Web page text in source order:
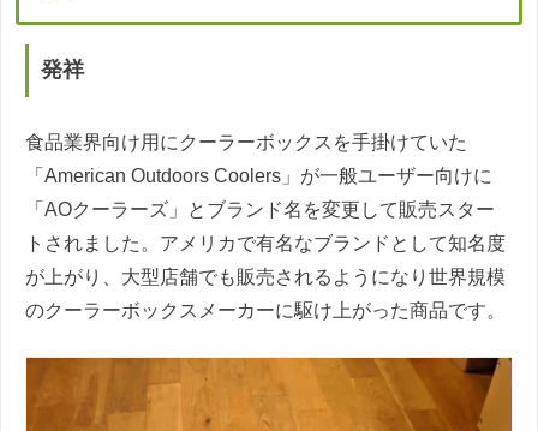
発祥
食品業界向け用にクーラーボックスを手掛けていた
「American Outdoors Coolers」が一般ユーザー向けに
「AOクーラーズ」とブランド名を変更して販売スター
トされました。アメリカで有名なブランドとして知名度
が上がり、大型店舗でも販売されるようになり世界規模
のクーラーボックスメーカーに駆け上がった商品です。